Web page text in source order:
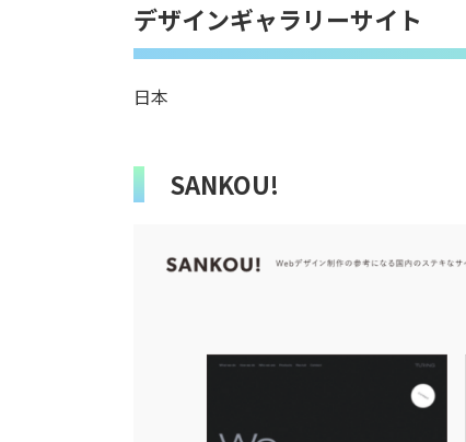
デザインギャラリーサイト
日本
SANKOU!